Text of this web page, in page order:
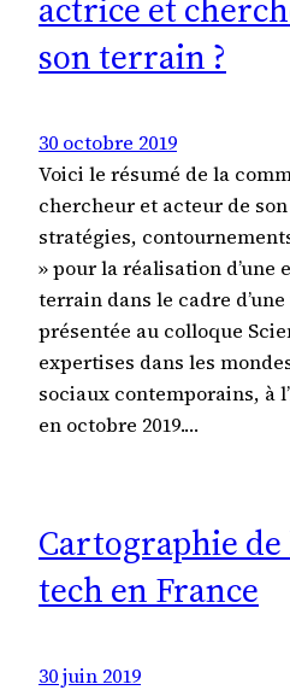
actrice et
son terrain ?
30 octobre 2019
Voici le résumé de la
chercheur et acteur de
stratégies,
» pour la réalisation d’une
terrain dans le cadre
présentée au colloque
expertises dans les
sociaux contemporains, à
en octobre 2019.…
Cartographie
tech en France
30 juin 2019